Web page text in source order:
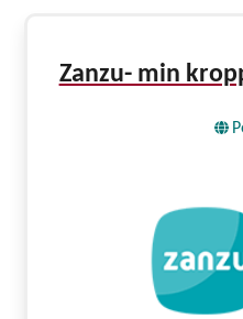
Zanzu- min